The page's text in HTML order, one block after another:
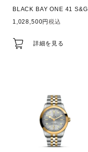
BLACK BAY ONE 41 S&G
1,028,500
税込
詳細を見る